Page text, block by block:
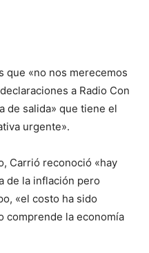
que «no nos merecemos
a Radio Con
de salida» que tiene el
urgente».
Carrió reconoció «hay
de la inflación pero
«el costo ha sido
comprende la economía